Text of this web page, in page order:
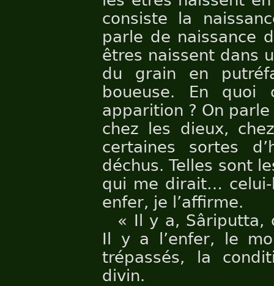
consiste la
parle de naissance
êtres naissent dans
du grain en
boueuse. En quoi
apparition ? On
chez les dieux,
certaines sortes
déchus. Telles sont
qui me dirait…
enfer, je l’affirme.
« Il y a, Sâriputta,
Il y a l’enfer, le
trépassés, la
divin.